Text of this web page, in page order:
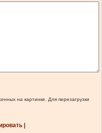
на картинке. Для перезагрузки
|